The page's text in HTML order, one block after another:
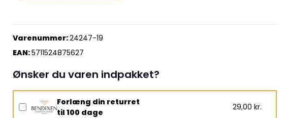
Varenummer:24247-19
EAN:5711524875627
Ønsker du varen indpakket?
Forlæng din returret
til 100 dage
29,00 kr.